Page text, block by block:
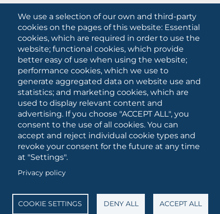
We use a selection of our own and third-party
cookies on the pages of this website: Essential
cookies, which are required in order to use the
website; functional cookies, which provide
better easy of use when using the website;
performance cookies, which we use to
generate aggregated data on website use and
statistics; and marketing cookies, which are
used to display relevant content and
advertising. If you choose "ACCEPT ALL", you
consent to the use of all cookies. You can
accept and reject individual cookie types and
revoke your consent for the future at any time
at "Settings".
Privacy policy
COOKIE SETTINGS DENY ALL ACCEPT ALL
Cookies
What they are saying about us
Press releases
Communication Campaigns
Campagna 5xmille
Unifg Mag
Unifg Visual Identity Manual
Facts and figures
SOCIAL
MEDIA
servizioweb@unifg.it